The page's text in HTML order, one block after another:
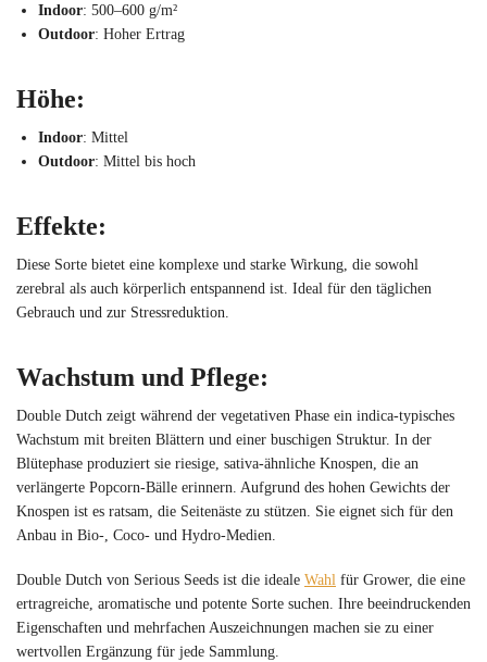
Indoor: 500–600 g/m²
Outdoor: Hoher Ertrag
Höhe:
Indoor: Mittel
Outdoor: Mittel bis hoch
Effekte:
Diese Sorte bietet eine komplexe und starke Wirkung, die sowohl
zerebral als auch körperlich entspannend ist. Ideal für den täglichen
Gebrauch und zur Stressreduktion.
Wachstum und Pflege:
Double Dutch zeigt während der vegetativen Phase ein indica-typisches
Wachstum mit breiten Blättern und einer buschigen Struktur. In der
Blütephase produziert sie riesige, sativa-ähnliche Knospen, die an
verlängerte Popcorn-Bälle erinnern. Aufgrund des hohen Gewichts der
Knospen ist es ratsam, die Seitenäste zu stützen. Sie eignet sich für den
Anbau in Bio-, Coco- und Hydro-Medien.
Double Dutch von Serious Seeds ist die ideale Wahl für Grower, die eine
ertragreiche, aromatische und potente Sorte suchen. Ihre beeindruckenden
Eigenschaften und mehrfachen Auszeichnungen machen sie zu einer
wertvollen Ergänzung für jede Sammlung.